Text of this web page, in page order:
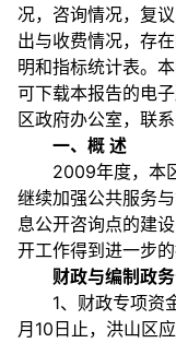
况，咨询情况，复
出与收费情况，存
明和指标统计表。
可下载本报告的电
区政府办公室，联
一、概 述
2009年度，本区
继续加强公共服务
息公开咨询点的建
开工作得到进一步的
财政与编制政
1、财政专项资金
月10日止，洪山区